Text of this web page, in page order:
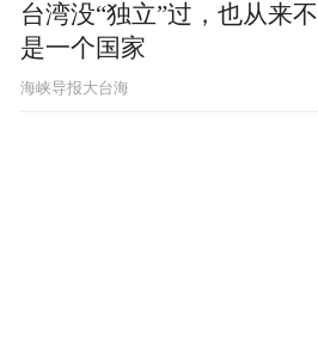
台湾没“独立”过，也从来不
是一个国家
​海峡导报大台海